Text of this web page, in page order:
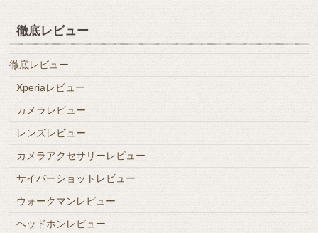
徹底レビュー
徹底レビュー
Xperiaレビュー
カメラレビュー
レンズレビュー
カメラアクセサリーレビュー
サイバーショットレビュー
ウォークマンレビュー
ヘッドホンレビュー